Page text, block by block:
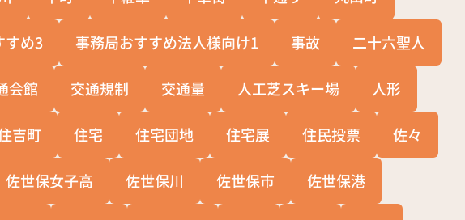
すめ3 事務局おすすめ法人様向け1 事故 二十六聖人
会館 交通規制 交通量 人工芝スキー場 人形
吉町 住宅 住宅団地 住宅展 住民投票 佐々
佐世保女子高 佐世保川 佐世保市 佐世保港